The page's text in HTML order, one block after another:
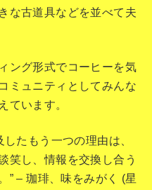
な古道具などを並べて夫
ング形式でコーヒーを気
ミュニティとしてみんな
ています。
たもう一つの理由は、
笑し、情報を交換し合う
” – 珈琲、味をみがく (星